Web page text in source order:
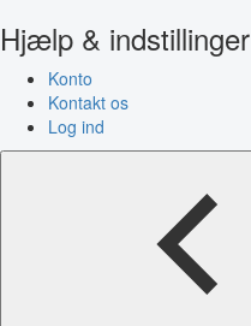
Hjælp & indstillinger
Konto
Kontakt os
Log ind